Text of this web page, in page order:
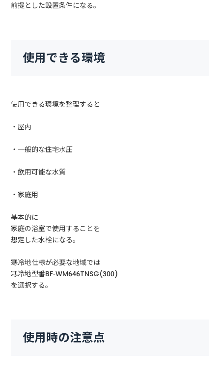
前提とした設置条件になる。
使用できる環境
使用できる環境を整理すると
・屋内
・一般的な住宅水圧
・飲用可能な水質
・家庭用
基本的に
家庭の浴室で使用することを
想定した水栓になる。
寒冷地仕様が必要な地域では
寒冷地型番BF-WM646TNSG(300)
を選択する。
使用時の注意点